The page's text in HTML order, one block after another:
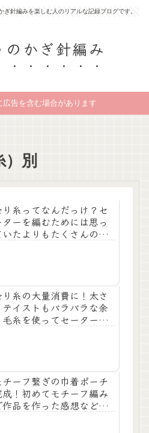
針編みを楽しむ人のリアルな記録ブログです。
のかぎ針編み
広告を含む場合があります
別
糸ってなんだっけ？セ
ターを編むためには思っ
いたよりもたくさんの毛
糸の大量消費に！太さ
テイストもバラバラな余
毛糸を使ってセーターを
チーフ繋ぎの巾着ポーチ
成！初めてモチーフ編み
作品を作った感想など